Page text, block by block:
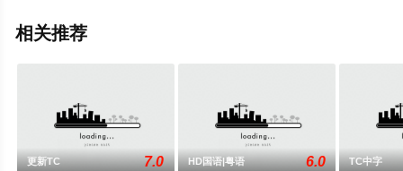
相关推荐
更新TC 7.0 HD国语|粤语 6.0 TC中字